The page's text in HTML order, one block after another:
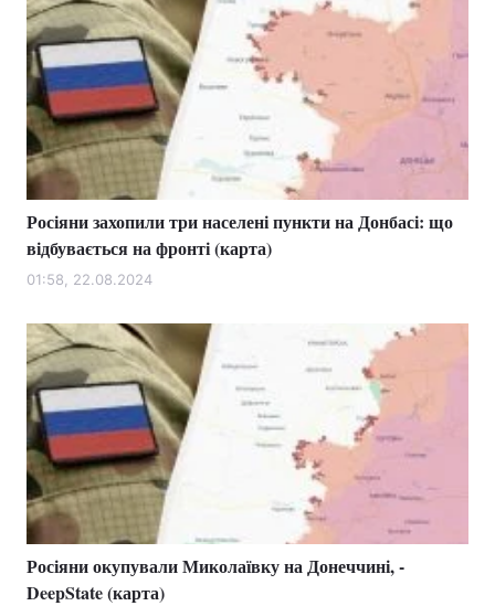
Росіяни захопили три населені пункти на Донбасі: що
відбувається на фронті (карта)
01:58, 22.08.2024
Росіяни окупували Миколаївку на Донеччині, -
DeepState (карта)